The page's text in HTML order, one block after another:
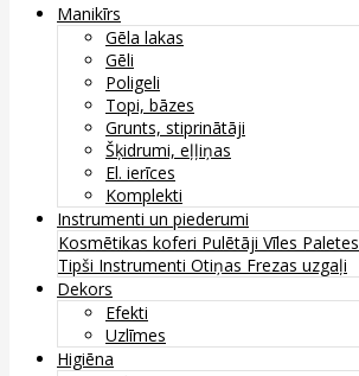
Manikīrs
Gēla lakas
Gēli
Poligeli
Topi, bāzes
Grunts, stiprinātāji
Šķidrumi, eļļiņas
El. ierīces
Komplekti
Instrumenti un piederumi
Kosmētikas koferi Pulētāji Vīles Paletes
Tipši Instrumenti Otiņas Frezas uzgaļi
Dekors
Efekti
Uzlīmes
Higiēna